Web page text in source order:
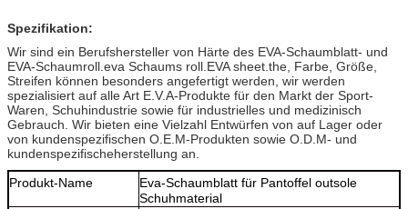
Spezifikation:
Wir sind ein Berufshersteller von Härte des EVA-Schaumblatt- und
EVA-Schaumroll.eva Schaums roll.EVA sheet.the, Farbe, Größe,
Streifen können besonders angefertigt werden, wir werden
spezialisiert auf alle Art E.V.A-Produkte für den Markt der Sport-
Waren, Schuhindustrie sowie für industrielles und medizinisch
Gebrauch. Wir bieten eine Vielzahl Entwürfen von auf Lager oder
von kundenspezifischen O.E.M-Produkten sowie O.D.M- und
kundenspezifischeherstellung an.
Produkt-Name
Eva-Schaumblatt für Pantoffel outsole
Schuhmaterial